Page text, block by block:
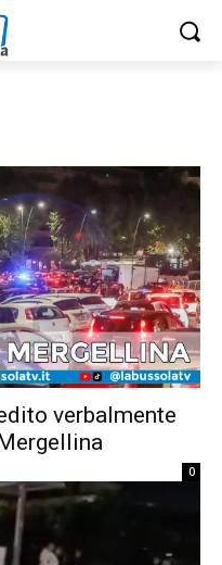
verbalmente
0